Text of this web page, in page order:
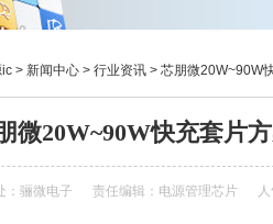
ic > 新闻中心 > 行业资讯 > 芯朋微20W~90W
微20W~90W快充套片
： 骊微电子 责任编辑：电源管理芯片 人